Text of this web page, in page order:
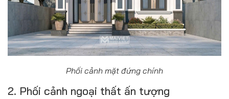
Phối cảnh mặt đứng chính
2. Phối cảnh ngoại thất ấn tượng